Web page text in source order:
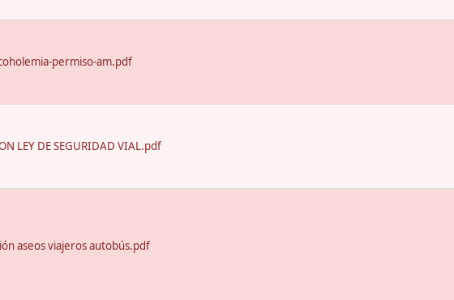
permiso-am.pdf
LEY DE SEGURIDAD VIAL.pdf
aseos viajeros autobús.pdf